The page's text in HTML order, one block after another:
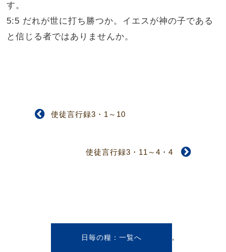
す。
5:5 だれが世に打ち勝つか。イエスが神の子である
と信じる者ではありませんか。
使徒言行録3・1～10
使徒言行録3・11～4・4
日毎の糧 ,